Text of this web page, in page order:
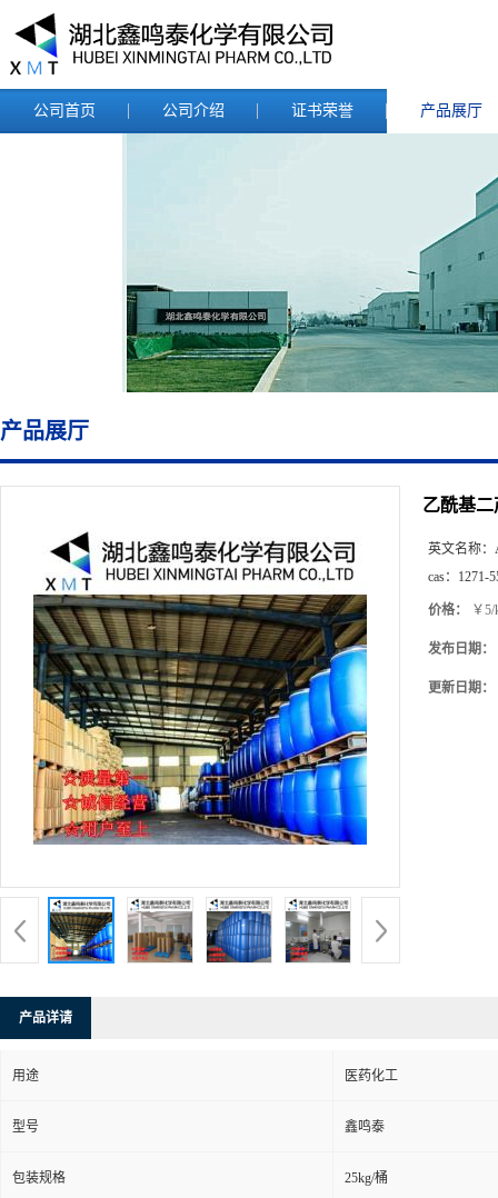
公司首页 公司介绍 证书荣誉 产品展厅
产品展厅
乙酰基二
英文名称：
cas： 1271-
价格： ￥5/
发布日期：
更新日期：
产品详请
用途 医药化工
型号 鑫鸣泰
包装规格 25kg/桶